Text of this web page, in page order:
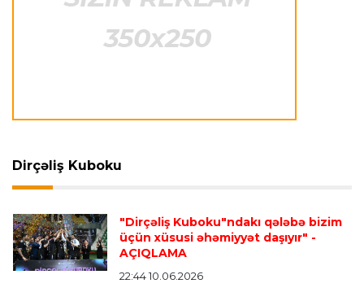
00:56 06.08.2026
"Arsenal" "Betis"ə məğlub oldu
"Apollon" qalib gəldi, "Panatinaikos" heç-heçə
etdi
Dirçəliş Kuboku
"Dirçəliş Kuboku"ndakı qələbə bizim
üçün xüsusi əhəmiyyət daşıyır" -
AÇIQLAMA
22:44 10.06.2026